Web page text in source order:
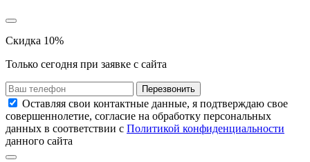
Скидка 10%
Только сегодня при заявке с сайта
Перезвонить
Оставляя свои контактные данные, я подтверждаю свое
совершеннолетие, согласие на обработку персональных
данных в соответствии с Политикой конфиденциальности
данного сайта